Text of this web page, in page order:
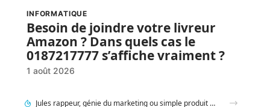
INFORMATIQUE
Besoin de joindre votre livreur
Amazon ? Dans quels cas le
0187217777 s’affiche vraiment ?
1 août 2026